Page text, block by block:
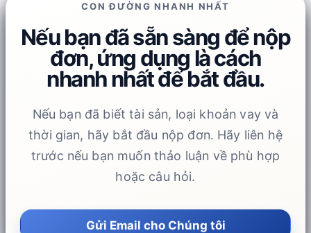
CON ĐƯỜNG NHANH NHẤT
Nếu bạn đã sẵn sàng để nộp
đơn, ứng dụng là cách
nhanh nhất để bắt đầu.
Nếu bạn đã biết tài sản, loại khoản vay và
thời gian, hãy bắt đầu nộp đơn. Hãy liên hệ
trước nếu bạn muốn thảo luận về phù hợp
hoặc câu hỏi.
Gửi Email cho Chúng tôi